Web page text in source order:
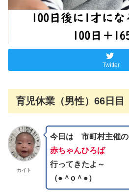
Twitter
育児休業（男性）66日目
カイト
今日は 市町村主催の
赤ちゃんひろば
行ってきたよ～
（●＾o＾●）